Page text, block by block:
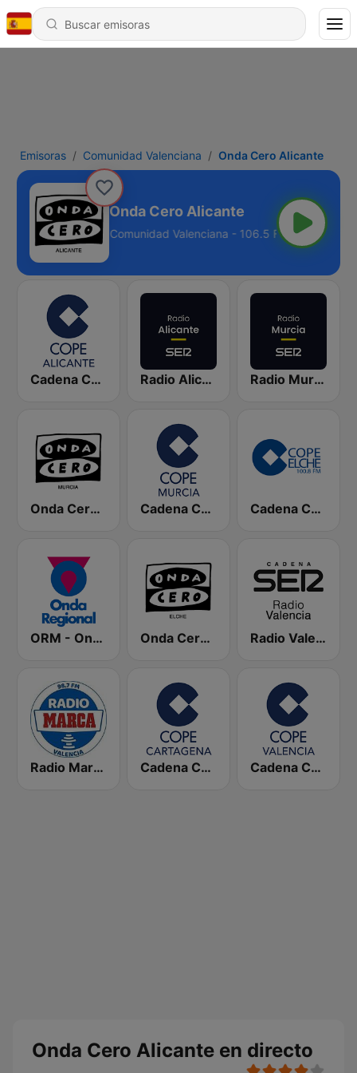
Emisoras Comunidad Valenciana Onda Cero Alicante
Onda Cero Alicante
Comunidad Valenciana - 106.5 FM
Cadena COPE Alicante Radio Alicante SER Radio Murcia SER
Onda Cero Murcia Cadena COPE Murcia Cadena COPE Elche
ORM - Onda Regional de Murcia Onda Cero Elche Radio Valencia SER
Radio Marca Valencia Cadena COPE Cartagena Cadena COPE Valencia
Onda Cero Alicante en directo